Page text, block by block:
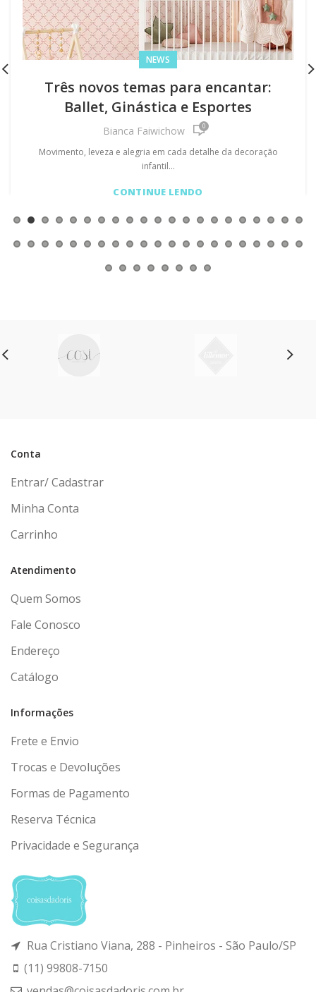
NEWS
Três novos temas para encantar:
Ballet, Ginástica e Esportes
Bianca Faiwichow 0
Movimento, leveza e alegria em cada detalhe da decoração
infantil...
CONTINUE LENDO
Conta
Entrar/ Cadastrar
Minha Conta
Carrinho
Atendimento
Quem Somos
Fale Conosco
Endereço
Catálogo
Informações
Frete e Envio
Trocas e Devoluções
Formas de Pagamento
Reserva Técnica
Privacidade e Segurança
Rua Cristiano Viana, 288 - Pinheiros - São Paulo/SP
(11) 99808-7150